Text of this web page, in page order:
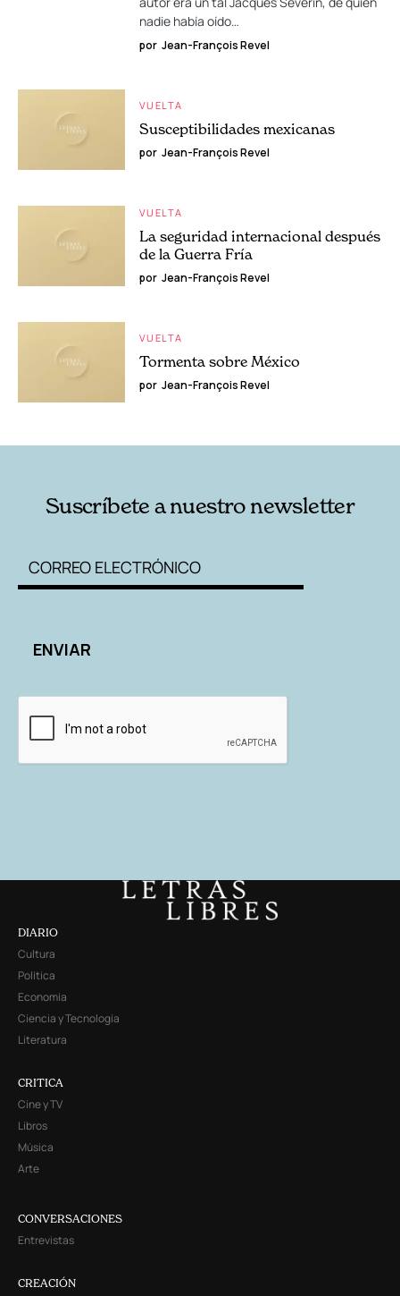
nadie había oído…
por Jean-François Revel
VUELTA
Susceptibilidades mexicanas
por Jean-François Revel
VUELTA
La seguridad internacional después
de la Guerra Fría
por Jean-François Revel
VUELTA
Tormenta sobre México
por Jean-François Revel
Suscríbete a nuestro newsletter
DIARIO
Cultura
Política
Economía
Ciencia y Tecnología
Literatura
CRITICA
Cine y TV
Libros
Música
Arte
CONVERSACIONES
Entrevistas
CREACIÓN